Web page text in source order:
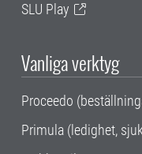
SLU Play
Vanliga verktyg
Proceedo
Primula (ledighet,